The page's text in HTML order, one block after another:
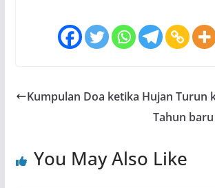
Kumpulan Doa ketika Hujan Turun
Tahun
You May Also Like